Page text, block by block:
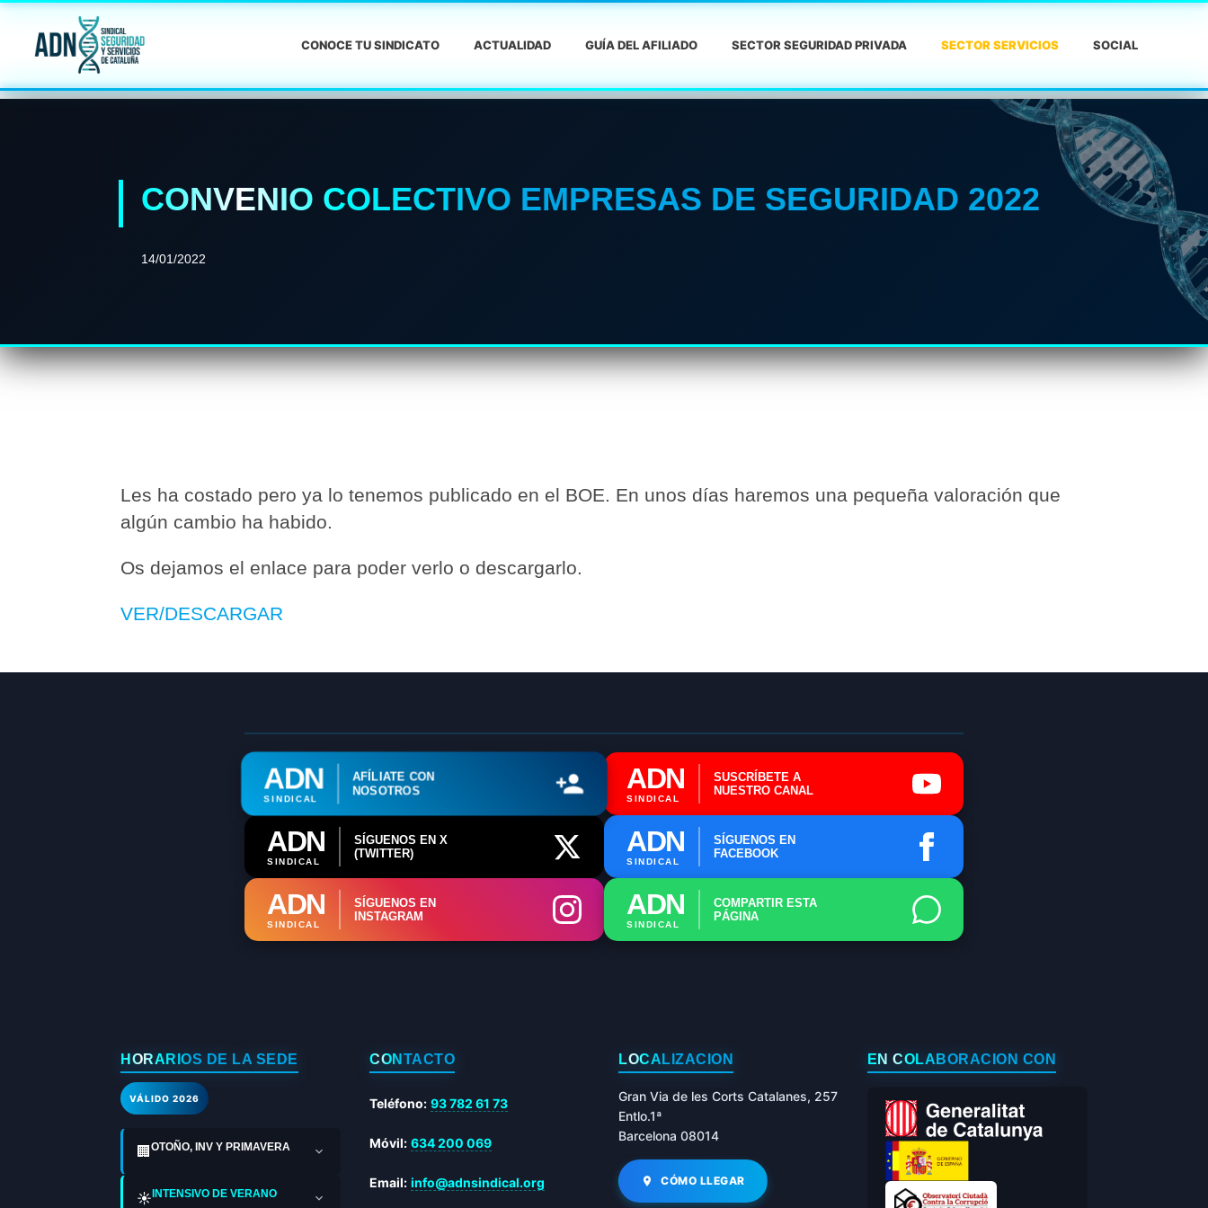
CONOCE TU SINDICATO ACTUALIDAD GUÍA DEL AFILIADO SECTOR SEGURIDAD PRIVADA SECTOR SERVICIOS SOCIAL
CONVENIO COLECTIVO EMPRESAS DE SEGURIDAD 2022
14/01/2022
Les ha costado pero ya lo tenemos publicado en el BOE. En unos días haremos una pequeña valoración que
algún cambio ha habido.
Os dejamos el enlace para poder verlo o descargarlo.
VER/DESCARGAR
ADN
SINDICAL
AFÍLIATE CON
NOSOTROS
ADN
SINDICAL
SUSCRÍBETE A
NUESTRO CANAL
ADN
SINDICAL
SÍGUENOS EN X
(TWITTER)
ADN
SINDICAL
SÍGUENOS EN
FACEBOOK
ADN
SINDICAL
SÍGUENOS EN
INSTAGRAM
ADN
SINDICAL
COMPARTIR ESTA
PÁGINA
HORARIOS DE LA SEDE
VÁLIDO 2026
🏢OTOÑO, INV Y PRIMAVERA
☀️INTENSIVO DE VERANO
CONTACTO
Teléfono: 93 782 61 73
Móvil: 634 200 069
Email: info@adnsindical.org
LOCALIZACIÓN
Gran Via de les Corts Catalanes, 257
Entlo.1ª
Barcelona 08014
CÓMO LLEGAR
EN COLABORACIÓN CON
ℹ️ Consulta General a Sede (Email)
⚖️ Dpto. Jurídico y Abogados (Email)
🤖 Dudas Rápidas del Convenio (IA)
📊 Herramienta: Tabla Salarial PDF
📄 Herramienta: Generador Plantillas
✊ Trámite: Afiliarse al Sindicato